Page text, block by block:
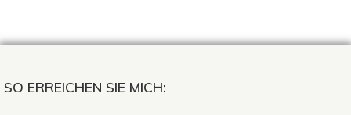
SO ERREICHEN SIE MICH: